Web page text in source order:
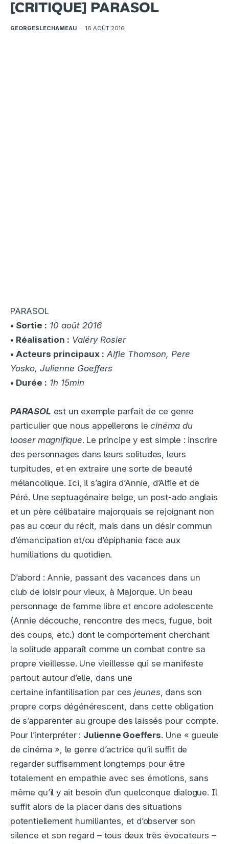
[CRITIQUE] PARASOL
GEORGESLECHAMEAU · 16 AOÛT 2016
PARASOL
• Sortie : 10 août 2016
• Réalisation : Valéry Rosier
• Acteurs principaux : Alfie Thomson, Pere
Yosko, Julienne Goeffers
• Durée : 1h 15min
PARASOL est un exemple parfait de ce genre
particulier que nous appellerons lecinéma du
looser magnifique. Le principe y est simple : inscrire
des personnages dans leurs solitudes, leurs
turpitudes, et en extraire une sorte de beauté
mélancolique. Ici, il s’agira d’Annie, d’Alfie et de
Péré. Une septuagénaire belge, un post-ado anglais
et un père célibataire majorquais se rejoignant non
pas au cœur du récit, mais dans un désir commun
d’émancipation et/ou d’épiphanie face aux
humiliations du quotidien.
D’abord : Annie, passant des vacances dans un
club de loisir pour vieux, à Majorque. Un beau
personnage de femme libre et encore adolescente
(Annie découche, rencontre des mecs, fugue, boit
des coups, etc.) dont le comportement cherchant
la solitude apparaît comme un combat contre sa
propre vieillesse. Une vieillesse qui se manifeste
partout autour d’elle, dans une
certaine infantilisation par ces jeunes, dans son
propre corps dégénérescent, dans cette obligation
de s’apparenter au groupe des laissés pour compte.
Pour l’interpréter : Julienne Goeffers. Une « gueule
de cinéma », le genre d’actrice qu’il suffit de
regarder suffisamment longtemps pour être
totalement en empathie avec ses émotions, sans
même qu’il y ait besoin d’un quelconque dialogue. Il
suffit alors de la placer dans des situations
potentiellement humiliantes, et d’observer son
silence et son regard – tous deux très évocateurs –